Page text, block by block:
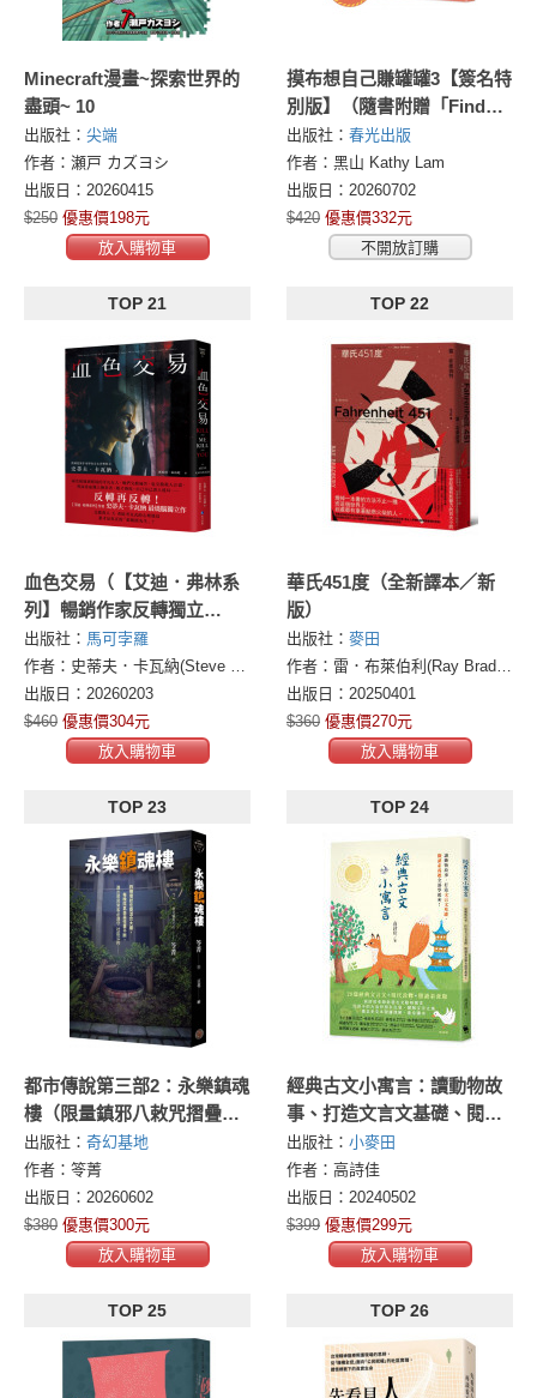
Minecraft漫畫~探索世界的
盡頭~ 10
出版社： 尖端
作者：瀬戸 カズヨシ
出版日：20260415
$250 優惠價198元
放入購物車
摸布想自己賺罐罐3【簽名特
別版】（隨書附贈「Find
the Way」海報，加贈「摸
布&弗蘭茲」透卡書籤）
出版社： 春光出版
作者：黑山 Kathy Lam
出版日：20260702
$420 優惠價332元
不開放訂購
TOP 21
血色交易（【艾迪．弗林系
列】暢銷作家反轉獨立
作！）
出版社： 馬可孛羅
作者：史蒂夫．卡瓦納(Steve Cavanagh)
出版日：20260203
$460 優惠價304元
放入購物車
TOP 22
華氏451度（全新譯本／新
版）
出版社： 麥田
作者：雷．布萊伯利(Ray Bradbury)
出版日：20250401
$360 優惠價270元
放入購物車
TOP 23
都市傳說第三部2：永樂鎮魂
樓（限量鎮邪八敕咒摺疊扇
版）
出版社： 奇幻基地
作者：笭菁
出版日：20260602
$380 優惠價300元
放入購物車
TOP 24
經典古文小寓言：讀動物故
事、打造文言文基礎、閱讀
素養題全部學起來！（高詩
佳老師作品）
出版社： 小麥田
作者：高詩佳
出版日：20240502
$399 優惠價299元
放入購物車
TOP 25 TOP 26